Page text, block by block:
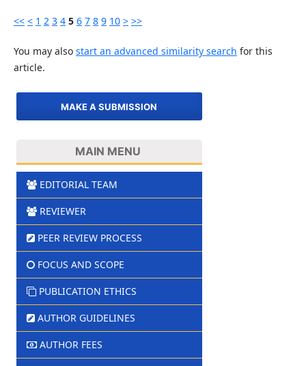
<< < 1 2 3 4 5 6 7 8 9 10 > >>
You may also start an advanced similarity search for this
article.
MAKE A SUBMISSION
MAIN MENU
EDITORIAL TEAM
REVIEWER
PEER REVIEW PROCESS
FOCUS AND SCOPE
PUBLICATION ETHICS
AUTHOR GUIDELINES
AUTHOR FEES